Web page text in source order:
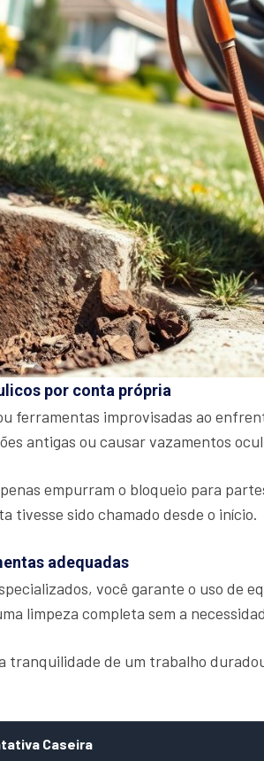
por conta própria
ferramentas improvisadas ao
antigas ou causar vazamentos
empurram o bloqueio para
tivesse sido chamado desde o início.
adequadas
você garante o uso de
limpeza completa sem a
de um trabalho
Caseira